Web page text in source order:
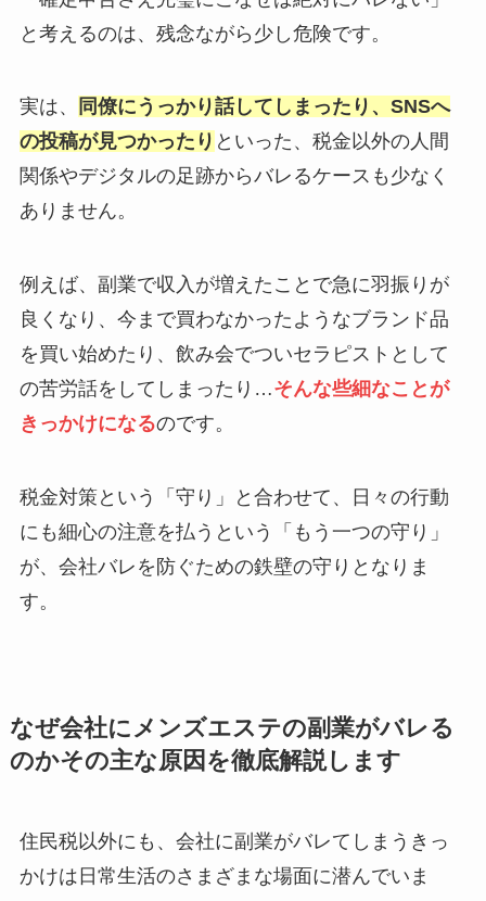
と考えるのは、残念ながら少し危険です。
実は、
同僚にうっかり話してしまったり、SNSへ
の投稿が見つかったり といった、税金以外の人間
関係やデジタルの足跡からバレるケースも少なく
ありません。
例えば、副業で収入が増えたことで急に羽振りが
良くなり、今まで買わなかったようなブランド品
を買い始めたり、飲み会でついセラピストとして
の苦労話をしてしまったり…そんな些細なことが
きっかけになるのです。
税金対策という「守り」と合わせて、日々の行動
にも細心の注意を払うという「もう一つの守り」
が、会社バレを防ぐための鉄壁の守りとなりま
す。
なぜ会社にメンズエステの副業がバレる
のかその主な原因を徹底解説します
住民税以外にも、会社に副業がバレてしまうきっ
かけは日常生活のさまざまな場面に潜んでいま